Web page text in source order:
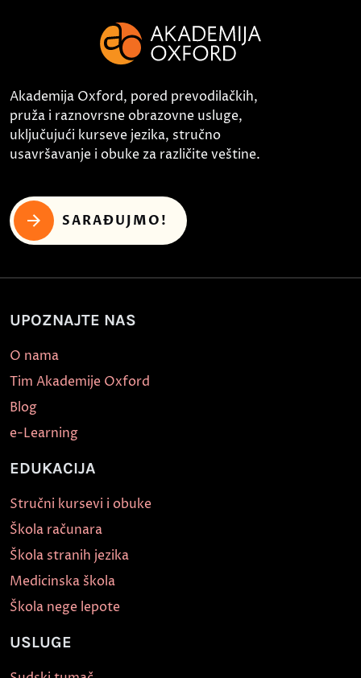
Akademija Oxford, pored prevodilačkih,
pruža i raznovrsne obrazovne usluge,
uključujući kurseve jezika, stručno
usavršavanje i obuke za različite veštine.
SARAĐUJMO!
UPOZNAJTE NAS
O nama
Tim Akademije Oxford
Blog
e-Learning
EDUKACIJA
Stručni kursevi i obuke
Škola računara
Škola stranih jezika
Medicinska škola
Škola nege lepote
USLUGE